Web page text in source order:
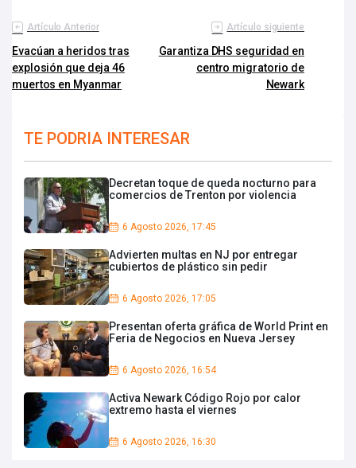
Artículo Anterior
Evacúan a heridos tras
explosión que deja 46
muertos en Myanmar
Artículo siguiente
Garantiza DHS seguridad en
centro migratorio de
Newark
TE PODRIA INTERESAR
Decretan toque de queda nocturno para
comercios de Trenton por violencia
6 Agosto 2026, 17:45
Advierten multas en NJ por entregar
cubiertos de plástico sin pedir
6 Agosto 2026, 17:05
Presentan oferta gráfica de World Print en
Feria de Negocios en Nueva Jersey
6 Agosto 2026, 16:54
Activa Newark Código Rojo por calor
extremo hasta el viernes
6 Agosto 2026, 16:30